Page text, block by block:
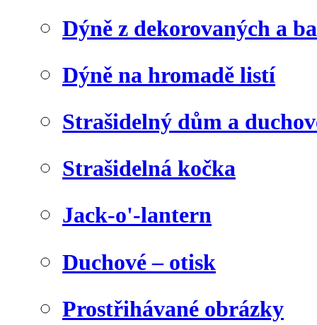
Dýně z dekorovaných a
Dýně na hromadě listí
Strašidelný dům a
Strašidelná kočka
Jack-o'-lantern
Duchové – otisk
Prostřihávané obrázky